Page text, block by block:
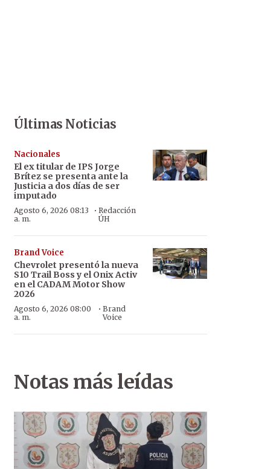
Últimas Noticias
Nacionales
El ex titular de IPS Jorge
Brítez se presenta ante la
Justicia a dos días de ser
imputado
Agosto 6, 2026 08:13
a. m.
· Redacción
ÚH
Brand Voice
Chevrolet presentó la nueva
S10 Trail Boss y el Onix Activ
en el CADAM Motor Show
2026
Agosto 6, 2026 08:00
a. m.
·Brand
Voice
Notas más leídas